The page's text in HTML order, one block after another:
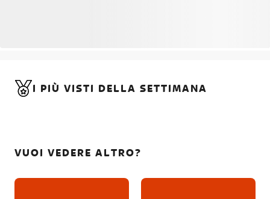
I PIÙ VISTI DELLA SETTIMANA
VUOI VEDERE ALTRO?